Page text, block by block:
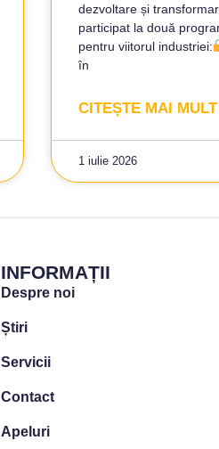
dezvoltare și
participat la două
pentru viitorul industriei:
în
CITEȘTE MAI
1 iulie 2026
INFORMAȚII
Despre noi
Știri
Servicii
Contact
Apeluri